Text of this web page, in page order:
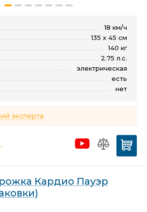
18 км/ч
135 х 45 см
140 кг
2.75 л.с.
электрическая
есть
нет
эксперта
Кардио Пауэр